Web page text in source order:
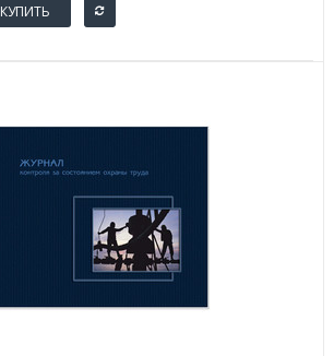
КУПИТЬ